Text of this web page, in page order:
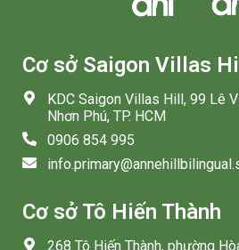
Cơ sở Saigon Villas
KDC Saigon Villas Hill, 99 Lê
Nhơn Phú, TP. HCM
0906 854 995
Cơ sở Tô Hiến Thành
268 Tô Hiến Thành, phường